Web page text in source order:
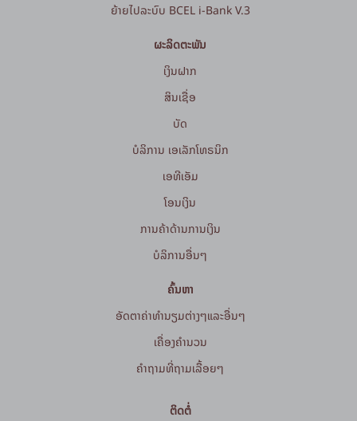
ຍ້າຍໄປລະບົບ BCEL i-Bank V.3
ຜະລິດຕະພັນ
ເງິນຝາກ
ສິນເຊື່ອ
ບັດ
ບໍລິການ ເອເລັກໂທຣນິກ
ເອທີເອັມ
ໂອນເງິນ
ການຄ້າດ້ານການເງິນ
ບໍລິການອື່ນໆ
ຄົ້ນຫາ
ອັດຕາຄ່າທຳນຽມຕ່າງໆແລະອື່ນໆ
ເຄື່ອງຄຳນວນ
ຄໍາຖາມທີ່ຖາມເລື້ອຍໆ
ຕິດຕໍ່